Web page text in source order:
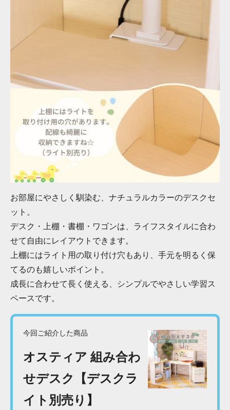
お部屋にやさしく馴染む、ナチュラルカラーのデスクセ
ット。
デスク・上棚・書棚・ワゴンは、ライフスタイルに合わ
せて自由にレイアウトできます。
上棚にはライト用の取り付け穴もあり、手元を明るく保
てるのも嬉しいポイント。
成長に合わせて長く使える、シンプルでやさしい学習ス
ペースです。
今回ご紹介した商品
オスティア 組み合わ
せデスク【デスクラ
イト別売り】